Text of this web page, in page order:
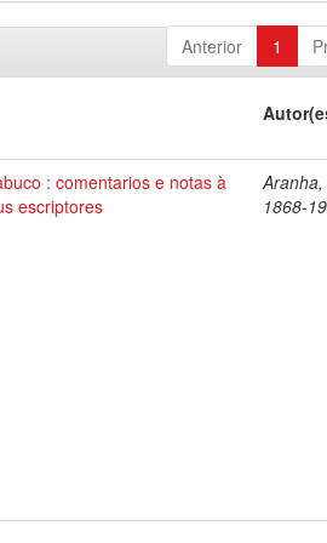
Anterior 1
: comentarios e notas à
escriptores
1868-